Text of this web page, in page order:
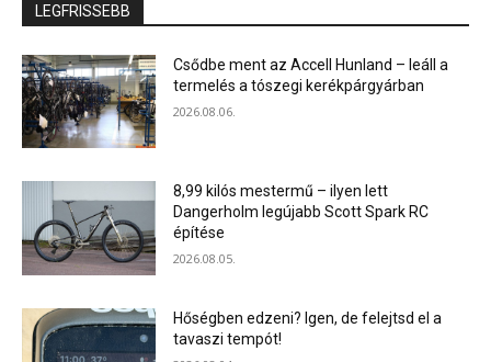
LEGFRISSEBB
Csődbe ment az Accell Hunland – leáll a
termelés a tószegi kerékpárgyárban
2026.08.06.
8,99 kilós mestermű – ilyen lett
Dangerholm legújabb Scott Spark RC
építése
2026.08.05.
Hőségben edzeni? Igen, de felejtsd el a
tavaszi tempót!